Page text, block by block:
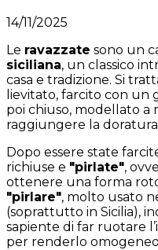
14/11/2025
Le ravazzate sono un
siciliana, un classico
casa e tradizione. Si
lievitato, farcito con un
poi chiuso, modellato a
raggiungere la
Dopo essere state
richiuse e "pirlate",
ottenere una forma
"pirlare", molto usato
(soprattutto in Sicilia),
sapiente di far ruotare
per renderlo